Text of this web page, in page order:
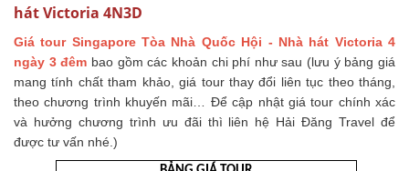
hát Victoria 4N3D
Giá tour Singapore Tòa Nhà Quốc Hội - Nhà hát Victoria 4
ngày 3 đêm bao gồm các khoản chi phí như sau (lưu ý bảng giá
mang tính chất tham khảo, giá tour thay đổi liên tục theo tháng,
theo chương trình khuyến mãi… Để cập nhật giá tour chính xác
và hưởng chương trình ưu đãi thì liên hệ Hải Đăng Travel để
được tư vấn nhé.)